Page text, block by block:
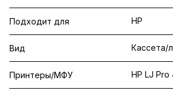
Подходит для HP
Вид Кассета/
Принтеры/МФУ HP LJ Pro